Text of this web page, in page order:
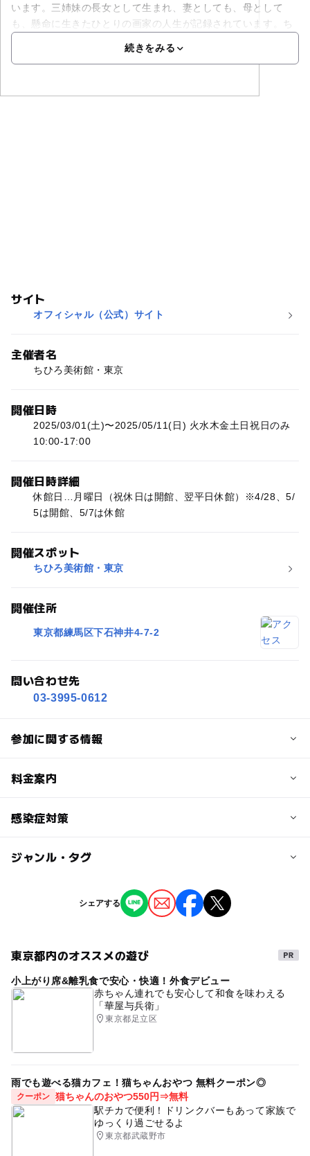
います。三姉妹の長女として生まれ、妻としても、母として
も、懸命に生きたひとりの画家の人生が記録されています。ち
続きをみる
サイト
オフィシャル（公式）サイト
主催者名
ちひろ美術館・東京
開催日時
2025/03/01(土)〜2025/05/11(日) 火水木金土日祝日のみ
10:00-17:00
開催日時詳細
休館日…月曜日（祝休日は開館、翌平日休館）※4/28、5/
5は開館、5/7は休館
開催スポット
ちひろ美術館・東京
開催住所
東京都練馬区下石神井4-7-2
問い合わせ先
03-3995-0612
参加に関する情報
対象年齢
予約/応募
予約不要
料金案内
子供の料金
高校生・18歳以下無料
大人の料金詳細
団体(有料入館者10名以上)、65歳以上の方、学生証をご提
示の方900円／18歳以下の子どもに同伴する保護者（子ど
感染症対策
お客さまに安全にお過ごしいただけるよう、感染拡大防止
※開館情報、会期、展示名などは予告なく変更する可能性
があります。恐れ入りますが、ちひろ美術館HPおよびお
電話にて、最新情報をご確認のうえ、ご来館くださいます
ジャンル・タグ
タグ
絵本 #雨の日でもOK
シェアする
東京都内のオススメの遊び
小上がり席&離乳食で安心・快適！外食デビュー
赤ちゃん連れでも安心して和食を味わえる
「華屋与兵衛」
東京都足立区
雨でも遊べる猫カフェ！猫ちゃんおやつ 無料クーポン◎
クーポン 猫ちゃんのおやつ550円⇒無料
駅チカで便利！ドリンクバーもあって家族で
ゆっくり過ごせるよ
東京都武蔵野市